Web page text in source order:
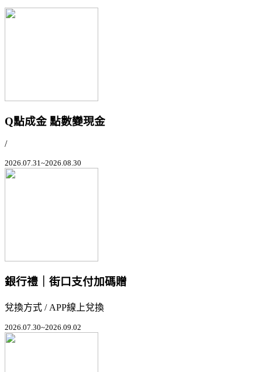
Q點成金 點數變現金
/
2026.07.31~2026.08.30
銀行禮｜街口支付加碼贈
兌換方式 / APP線上兌換
2026.07.30~2026.09.02